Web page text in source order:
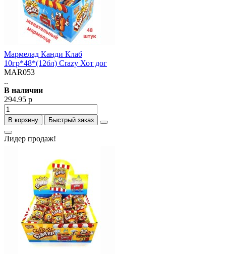
Мармелад Канди Клаб
10гр*48*(12бл) Crazy Хот дог
MAR053
..
В наличии
294.95 р
В корзину Быстрый заказ
Лидер продаж!